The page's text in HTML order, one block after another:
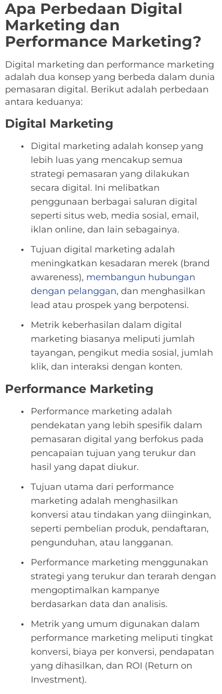
Apa Perbedaan Digital
Marketing dan
Performance Marketing?
Digital marketing dan performance marketing
adalah dua konsep yang berbeda dalam dunia
pemasaran digital. Berikut adalah perbedaan
antara keduanya:
Digital Marketing
Digital marketing adalah konsep yang
lebih luas yang mencakup semua
strategi pemasaran yang dilakukan
secara digital. Ini melibatkan
penggunaan berbagai saluran digital
seperti situs web, media sosial, email,
iklan online, dan lain sebagainya.
Tujuan digital marketing adalah
meningkatkan kesadaran merek (brand
awareness), membangun hubungan
dengan pelanggan, dan menghasilkan
lead atau prospek yang berpotensi.
Metrik keberhasilan dalam digital
marketing biasanya meliputi jumlah
tayangan, pengikut media sosial, jumlah
klik, dan interaksi dengan konten.
Performance Marketing
Performance marketing adalah
pendekatan yang lebih spesifik dalam
pemasaran digital yang berfokus pada
pencapaian tujuan yang terukur dan
hasil yang dapat diukur.
Tujuan utama dari performance
marketing adalah menghasilkan
konversi atau tindakan yang diinginkan,
seperti pembelian produk, pendaftaran,
pengunduhan, atau langganan.
Performance marketing menggunakan
strategi yang terukur dan terarah dengan
mengoptimalkan kampanye
berdasarkan data dan analisis.
Metrik yang umum digunakan dalam
performance marketing meliputi tingkat
konversi, biaya per konversi, pendapatan
yang dihasilkan, dan ROI (Return on
Investment).